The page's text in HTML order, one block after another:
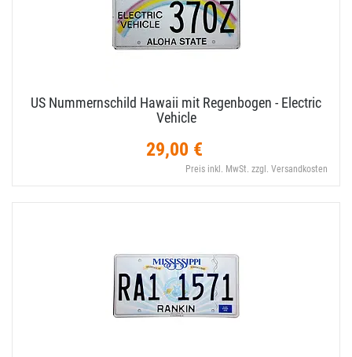
US Nummernschild Hawaii mit Regenbogen - Electric
Vehicle
29,00 €
Preis inkl. MwSt. zzgl. Versandkosten